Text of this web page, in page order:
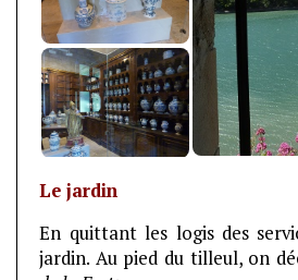
Le jardin
En quittant les logis des
jardin. Au pied du tilleul, on